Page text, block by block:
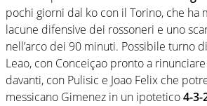
pochi giorni dal ko con il Torino, che ha
lacune difensive dei rossoneri e uno
nell’arco dei 90 minuti. Possibile turno
Leao, con Conceiçao pronto a
davanti, con Pulisic e Joao Felix che
messicano Gimenez in un ipotetico4-3-